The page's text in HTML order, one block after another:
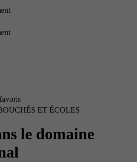
ET ÉCOLES
le domaine